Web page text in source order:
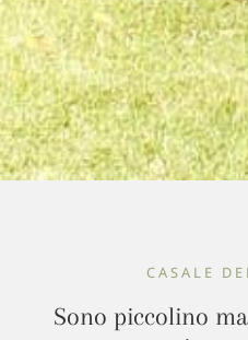
CASALE
Sono piccolino